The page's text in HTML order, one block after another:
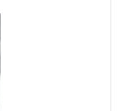
DÉTAILS